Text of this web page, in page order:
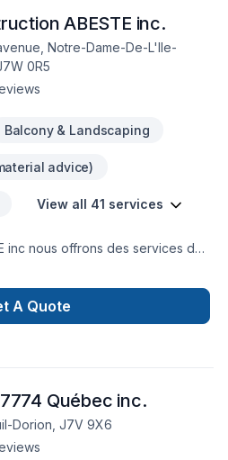
clé en main irréprochable.
équipe qui a à cœur votre
ABESTE inc.
Notre-Dame-De-L'Ile-
0R5
Balcony & Landscaping
advice)
View all 41 services
inc nous offrons des services de
confiance durable avec nos
à travailler avec respect,
des projets bien exécutés,
A Quote
Québec inc.
Dorion, J7V 9X6